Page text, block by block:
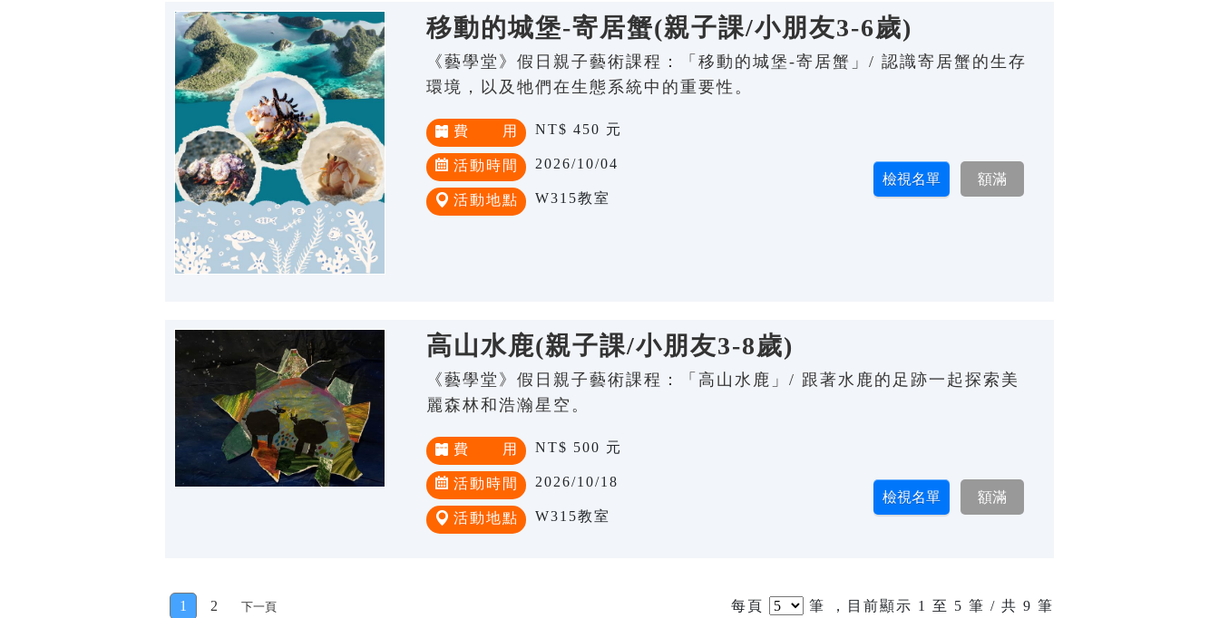
移動的城堡-寄居蟹(親子課/小朋友3-6歲)
《藝學堂》假日親子藝術課程：「移動的城堡-寄居蟹」/ 認識寄居蟹的生存
環境，以及牠們在生態系統中的重要性。
費 用 NT$ 450 元
活動時間 2026/10/04
活動地點 W315教室
高山水鹿(親子課/小朋友3-8歲)
《藝學堂》假日親子藝術課程：「高山水鹿」/ 跟著水鹿的足跡一起探索美
麗森林和浩瀚星空。
費 用 NT$ 500 元
活動時間 2026/10/18
活動地點 W315教室
1 2 下一頁 每頁 筆 ，目前顯示 1 至 5 筆 / 共 9 筆